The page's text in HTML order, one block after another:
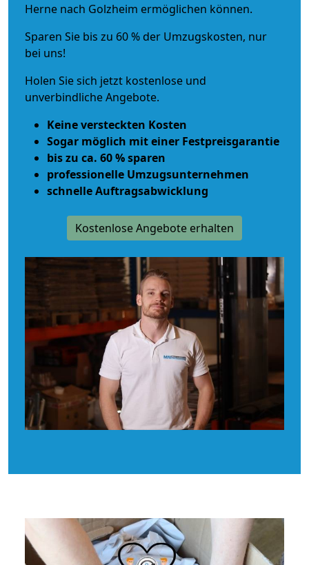
Herne nach Golzheim ermöglichen können.
Sparen Sie bis zu 60 % der Umzugskosten, nur
bei uns!
Holen Sie sich jetzt kostenlose und
unverbindliche Angebote.
Keine versteckten Kosten
Sogar möglich mit einer Festpreisgarantie
bis zu ca. 60 % sparen
professionelle Umzugsunternehmen
schnelle Auftragsabwicklung
Kostenlose Angebote erhalten